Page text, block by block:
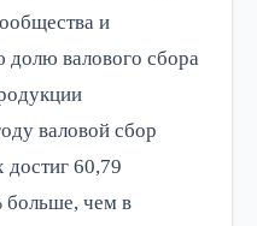
и
валового сбора
валовой сбор
60,79
больше, чем в